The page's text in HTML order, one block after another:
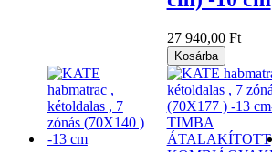
27 940,00 Ft
Kosárba